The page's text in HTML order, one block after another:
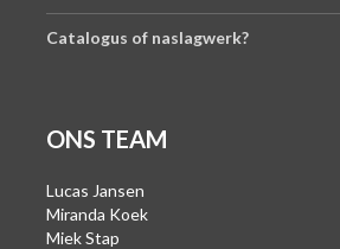
Catalogus of naslagwerk?
ONS TEAM
Lucas Jansen
Miranda Koek
Miek Stap